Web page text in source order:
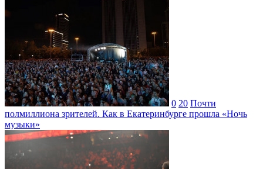
0 20 Почти
полмиллиона зрителей. Как в Екатеринбурге прошла «Ночь
музыки»